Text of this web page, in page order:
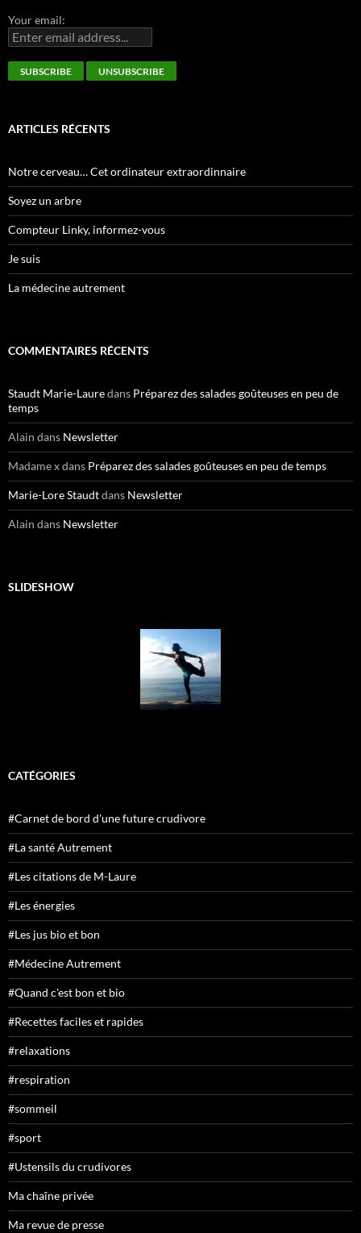
Your email:
ARTICLES RÉCENTS
Notre cerveau… Cet ordinateur extraordinnaire
Soyez un arbre
Compteur Linky, informez-vous
Je suis
La médecine autrement
COMMENTAIRES RÉCENTS
Staudt Marie-Lauredans Préparez des salades goûteuses en peu de
temps
Alain dans Newsletter
Madame xdans Préparez des salades goûteuses en peu de temps
Marie-Lore Staudtdans Newsletter
Alain dans Newsletter
SLIDESHOW
CATÉGORIES
#Carnet de bord d'une future crudivore
#La santé Autrement
#Les citations de M-Laure
#Les énergies
#Les jus bio et bon
#Médecine Autrement
#Quand c'est bon et bio
#Recettes faciles et rapides
#relaxations
#respiration
#sommeil
#sport
#Ustensils du crudivores
Ma chaîne privée
Ma revue de presse